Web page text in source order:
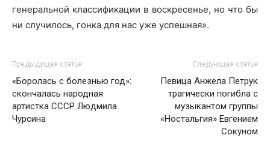
генеральной классификации в воскресенье, но что бы
ни случилось, гонка для нас уже успешная».
Предыдущая статья
«Боролась с болезнью год»:
скончалась народная
артистка СССР Людмила
Чурсина
Следующая статья
Певица Анжела Петрук
трагически погибла с
музыкантом группы
«Ностальгия» Евгением
Сокуном